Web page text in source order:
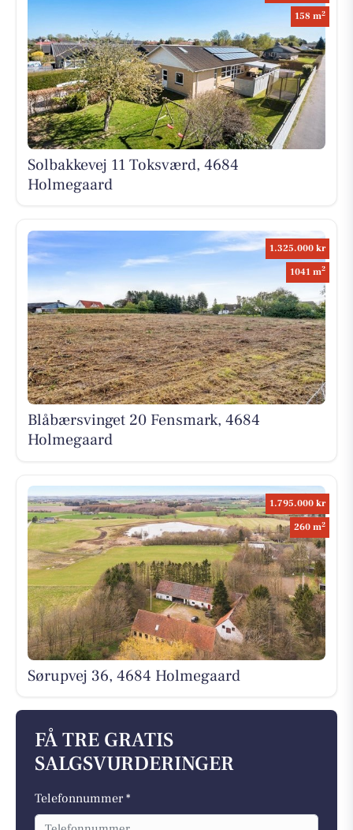
158 m2
Solbakkevej 11 Toksværd, 4684
Holmegaard
1.325.000 kr
1041 m2
Blåbærsvinget 20 Fensmark, 4684
Holmegaard
1.795.000 kr
260 m2
Sørupvej 36, 4684 Holmegaard
FÅ TRE GRATIS
SALGSVURDERINGER
Telefonnummer *